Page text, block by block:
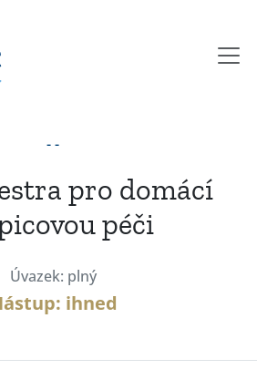
- -
pro domácí
péči
Úvazek: plný
ihned